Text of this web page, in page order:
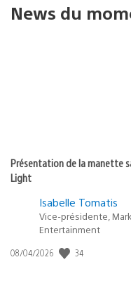
News du
Présentation de la manette
Light
Isabelle Tomatis
Vice-présidente,
Entertainment
Date
08/04/2026 34